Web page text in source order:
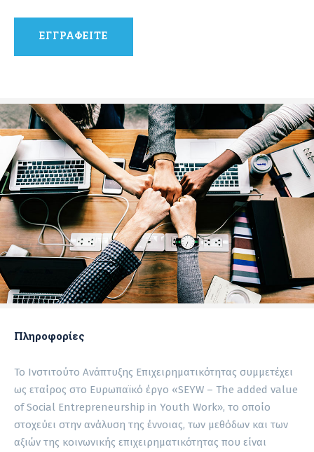
ΕΓΓΡΑΦΕΙΤΕ
Πληροφορίες
Το Ινστιτούτο Ανάπτυξης Επιχειρηματικότητας συμμετέχει
ως εταίρος στο Ευρωπαϊκό έργο «SEYW – The added value
of Social Entrepreneurship in Youth Work», το οποίο
στοχεύει στην ανάλυση της έννοιας, των μεθόδων και των
αξιών της κοινωνικής επιχειρηματικότητας που είναι